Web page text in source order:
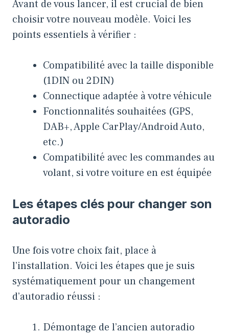
Avant de vous lancer, il est crucial de bien
choisir votre nouveau modèle. Voici les
points essentiels à vérifier :
Compatibilité avec la taille disponible
(1DIN ou 2DIN)
Connectique adaptée à votre véhicule
Fonctionnalités souhaitées (GPS,
DAB+, Apple CarPlay/Android Auto,
etc.)
Compatibilité avec les commandes au
volant, si votre voiture en est équipée
Les étapes clés pour changer son
autoradio
Une fois votre choix fait, place à
l’installation. Voici les étapes que je suis
systématiquement pour un changement
d’autoradio réussi :
Démontage de l’ancien autoradio